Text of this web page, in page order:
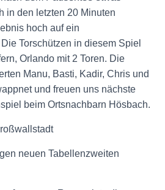
in den letzten 20 Minuten
hoch auf ein
Torschützen in diesem Spiel
Orlando mit 2 Toren. Die
Manu, Basti, Kadir, Chris und
und freuen uns nächste
beim Ortsnachbarn Hösbach.
neuen Tabellenzweiten